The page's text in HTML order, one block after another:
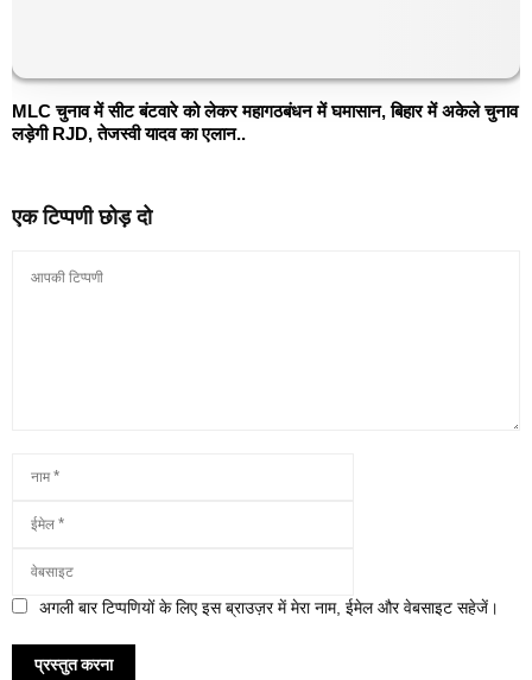
MLC चुनाव में सीट बंटवारे को लेकर महागठबंधन में घमासान, बिहार में अकेले चुनाव
लड़ेगी RJD, तेजस्वी यादव का एलान..
एक टिप्पणी छोड़ दो
अगली बार टिप्पणियों के लिए इस ब्राउज़र में मेरा नाम, ईमेल और वेबसाइट सहेजें।